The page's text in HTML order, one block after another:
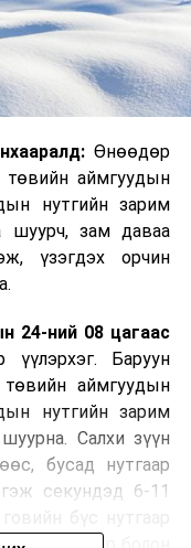
Өнөөдөр
төвийн аймгуудын
нутгийн зарим
шуурч, зам даваа
үзэгдэх орчин
24-ний 08 цагаас
Баруун
аймгуудын
нутгийн зарим
Салхи зүүн
бусад нутгаар
секундэд 6-11
Увс нуур болон